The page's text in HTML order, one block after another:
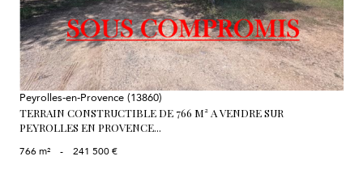
Peyrolles-en-Provence (13860)
TERRAIN CONSTRUCTIBLE DE 766 M² A VENDRE SUR
PEYROLLES EN PROVENCE...
766 m² - 241 500 €